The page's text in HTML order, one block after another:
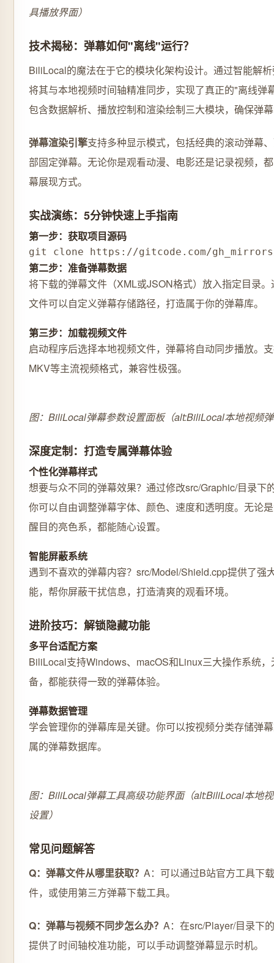
具播放界面）
技术揭秘：弹幕如何"离线"运行？
BiliLocal的魔法在于它的模块化架构设计。通过智能解
将其与本地视频时间轴精准同步，实现了真正的"离线弹
包含数据解析、播放控制和渲染绘制三大模块，确保弹
弹幕渲染引擎支持多种显示模式，包括经典的滚动弹幕
部固定弹幕。无论你是观看动漫、电影还是记录视频，
幕展现方式。
实战演练：5分钟快速上手指南
第一步：获取项目源码
git clone https://gitcode.com/
第二步：准备弹幕数据
将下载的弹幕文件（XML或JSON格式）放入指定目录
文件可以自定义弹幕存储路径，打造属于你的弹幕库。
第三步：加载视频文件
启动程序后选择本地视频文件，弹幕将自动同步播放。
MKV等主流视频格式，兼容性极强。
图：BiliLocal弹幕参数设置面板（alt:BiliLocal本地视频
深度定制：打造专属弹幕体验
个性化弹幕样式
想要与众不同的弹幕效果？通过修改src/Graphic/目录下
你可以自由调整弹幕字体、颜色、速度和透明度。无论
醒目的亮色系，都能随心设置。
智能屏蔽系统
遇到不喜欢的弹幕内容？src/Model/Shield.cpp提供了强
能，帮你屏蔽干扰信息，打造清爽的观看环境。
进阶技巧：解锁隐藏功能
多平台适配方案
BiliLocal支持Windows、macOS和Linux三大操作系统
备，都能获得一致的弹幕体验。
弹幕数据管理
学会管理你的弹幕库是关键。你可以按视频分类存储弹
属的弹幕数据库。
图：BiliLocal弹幕工具高级功能界面（alt:BiliLocal本地
设置）
常见问题解答
Q：弹幕文件从哪里获取？ A：可以通过B站官方工具下
件，或使用第三方弹幕下载工具。
Q：弹幕与视频不同步怎么办？ A：在src/Player/目录下
提供了时间轴校准功能，可以手动调整弹幕显示时机。